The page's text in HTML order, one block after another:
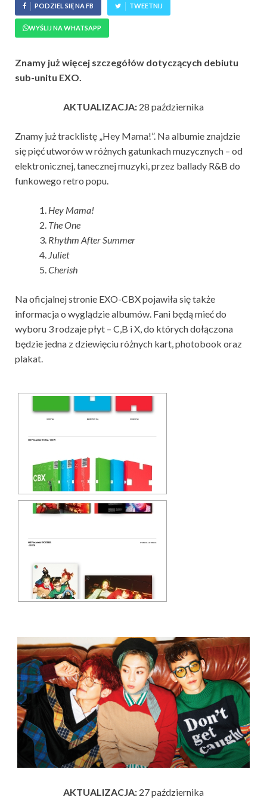
PODZIEL SIĘ NA FB TWEETNIJ
WYŚLIJ NA WHATSAPP
Znamy już więcej szczegółów dotyczących debiutu
sub-unitu EXO.
AKTUALIZACJA: 28 października
Znamy już tracklistę „Hey Mama!”. Na albumie znajdzie
się pięć utworów w różnych gatunkach muzycznych – od
elektronicznej, tanecznej muzyki, przez ballady R&B do
funkowego retro popu.
Hey Mama!
The One
Rhythm After Summer
Juliet
Cherish
Na oficjalnej stronie EXO-CBX pojawiła się także
informacja o wyglądzie albumów. Fani będą mieć do
wyboru 3 rodzaje płyt – C,B i X, do których dołączona
będzie jedna z dziewięciu różnych kart, photobook oraz
plakat.
AKTUALIZACJA: 27 października